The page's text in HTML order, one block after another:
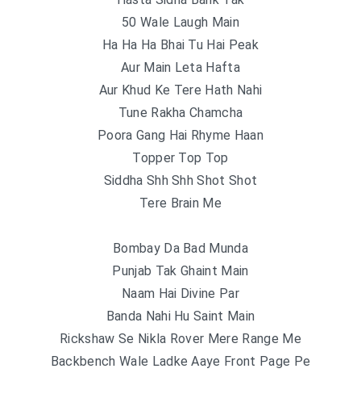
50 Wale Laugh Main
Ha Ha Ha Bhai Tu Hai Peak
Aur Main Leta Hafta
Aur Khud Ke Tere Hath Nahi
Tune Rakha Chamcha
Poora Gang Hai Rhyme Haan
Topper Top Top
Siddha Shh Shh Shot Shot
Tere Brain Me
Bombay Da Bad Munda
Punjab Tak Ghaint Main
Naam Hai Divine Par
Banda Nahi Hu Saint Main
Rickshaw Se Nikla Rover Mere Range Me
Backbench Wale Ladke Aaye Front Page Pe